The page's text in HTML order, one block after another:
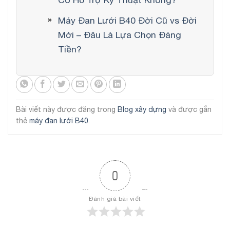
Máy Đan Lưới B40 Đời Cũ vs Đời
Mới – Đâu Là Lựa Chọn Đáng
Tiền?
Bài viết này được đăng trong Blog xây dựng và được gắn
thẻ máy đan lưới B40.
0
Đánh giá bài viết